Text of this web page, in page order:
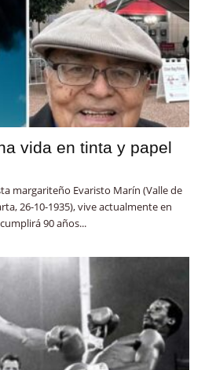
vida en tinta y papel
margariteño Evaristo Marín (Valle de
26-10-1935), vive actualmente en
90 años...